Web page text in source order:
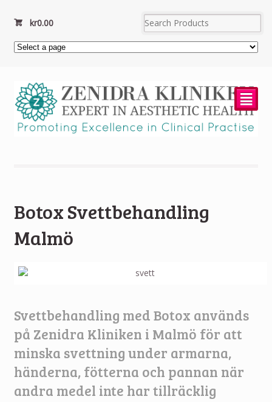
kr0.00
²
Botox Svettbehandling
Malmö
Svettbehandling med Botox används
på Zenidra Kliniken i Malmö för att
minska svettning under armarna,
händerna, fötterna och pannan när
andra medel inte har tillräcklig